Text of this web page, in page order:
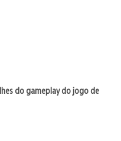
do gameplay do jogo de